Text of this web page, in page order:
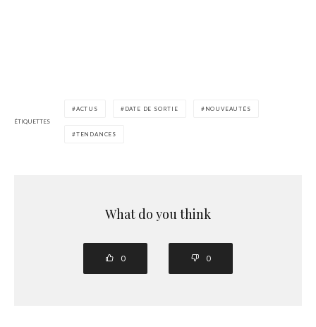
ÉTIQUETTES
ACTUS DATE DE SORTIE NOUVEAUTÉS
TENDANCES
What do you think
0 0